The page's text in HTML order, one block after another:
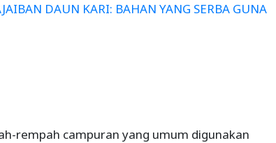
DAUN KARI: BAHAN YANG SERBA GUNA
rempah campuran yang umum digunakan